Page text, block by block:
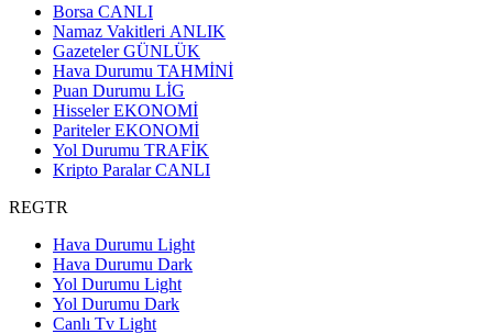
Borsa CANLI
Namaz Vakitleri ANLIK
GazetelerGÜNLÜK
Hava Durumu TAHMİNİ
Puan Durumu LİG
HisselerEKONOMİ
ParitelerEKONOMİ
Yol Durumu TRAFİK
Kripto ParalarCANLI
REGTR
Hava Durumu Light
Hava Durumu Dark
Yol Durumu Light
Yol Durumu Dark
Canlı Tv Light